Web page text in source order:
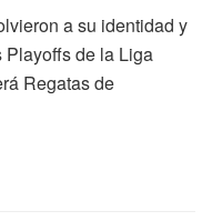
a su identidad y
Playoffs de la Liga
Regatas de